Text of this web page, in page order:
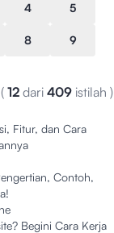
4 5
8 9
( 12 dari 409 istilah )
Fitur, dan Cara
Contoh,
Begini Cara Kerja